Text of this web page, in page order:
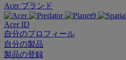
Acer ブランド
Acer ID
自分のプロフィール
自分の製品
製品の登録